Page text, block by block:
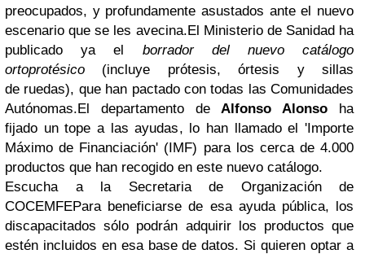
preocupados, y profundamente asustados ante el nuevo
escenario que se les avecina.El Ministerio de Sanidad ha
publicado ya el borrador del nuevo catálogo
ortoprotésico (incluye prótesis, órtesis y sillas
de ruedas), que han pactado con todas las Comunidades
Autónomas.El departamento deAlfonso Alonso ha
fijado un tope a las ayudas, lo han llamado el 'Importe
Máximo de Financiación' (IMF) para los cerca de 4.000
productos que han recogido en este nuevo catálogo.
Escucha a la Secretaria de Organización de
COCEMFEPara beneficiarse de esa ayuda pública, los
discapacitados sólo podrán adquirir los productos que
estén incluidos en esa base de datos. Si quierenoptar a